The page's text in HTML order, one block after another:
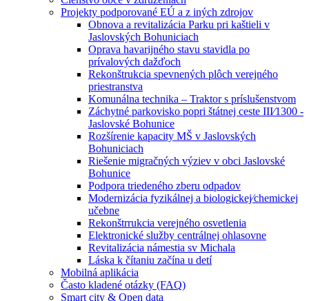
Projekty podporované EÚ a z iných zdrojov
Obnova a revitalizácia Parku pri kaštieli v
Jaslovských Bohuniciach
Oprava havarijného stavu stavidla po
prívalových dažďoch
Rekonštrukcia spevnených plôch verejného
priestranstva
Komunálna technika – Traktor s príslušenstvom
Záchytné parkovisko popri štátnej ceste III⁄1300 -
Jaslovské Bohunice
Rozšírenie kapacity MŠ v Jaslovských
Bohuniciach
Riešenie migračných výziev v obci Jaslovské
Bohunice
Podpora triedeného zberu odpadov
Modernizácia fyzikálnej a biologickej⁄chemickej
učebne
Rekonštrrukcia verejného osvetlenia
Elektronické služby centrálnej ohlasovne
Revitalizácia námestia sv Michala
Láska k čítaniu začína u detí
Mobilná aplikácia
Často kladené otázky (FAQ)
Smart city & Open data